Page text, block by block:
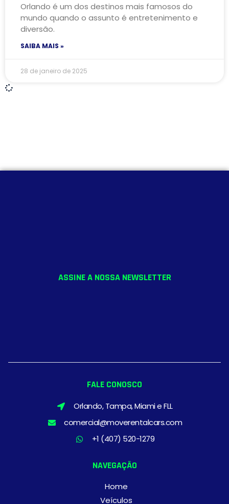
Orlando é um dos destinos mais famosos do
mundo quando o assunto é entretenimento e
diversão.
SAIBA MAIS »
28 de janeiro de 2025
ASSINE A NOSSA NEWSLETTER
FALE CONOSCO
Orlando, Tampa, Miami e FLL
comercial@moverentalcars.com
+1 (407) 520-1279
NAVEGAÇÃO
Home
Veículos